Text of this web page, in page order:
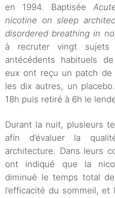
en 1994. Baptisée
nicotine on sleep
disordered breathing in
à recruter vingt sujets
antécédents habituels
eux ont reçu un patch
les dix autres, un
18h puis retiré à 6h le
Durant la nuit, plusieurs
afin d’évaluer la
architecture. Dans leurs
ont indiqué que la
diminué le temps total
l’efficacité du sommeil,